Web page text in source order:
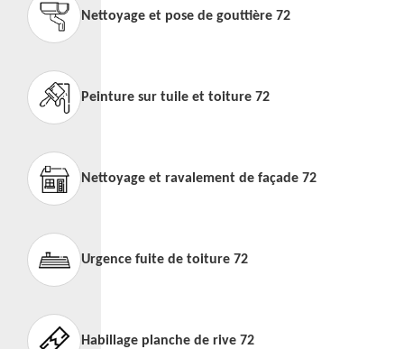
Nettoyage et pose de gouttière 72
Peinture sur tuile et toiture 72
Nettoyage et ravalement de façade 72
Urgence fuite de toiture 72
Habillage planche de rive 72